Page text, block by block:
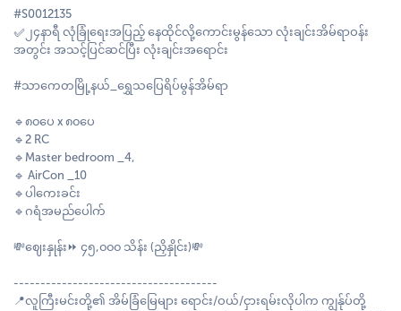
#S0012135
✅၂၄နာရီ လုံခြုံရေးအပြည့် နေထိုင်လို့ကောင်းမွန်သော လုံးချင်းအိမ်ရာဝန်း
အတွင်း အသင့်ပြင်ဆင်ပြီး လုံးချင်းအရောင်း
#သာကေတမြို့နယ်_ရွှေသပြေရိပ်မွန်အိမ်ရာ
🔹၈၀ပေ x ၈၀ပေ
🔹2 RC
🔹Master bedroom _4,
🔹 AirCon _10
🔹ပါကေးခင်း
🔹ဂရံအမည်ပေါက်
💸ဈေးနှုန်း⏩ ၄၅,၀၀၀ သိန်း (ညှိနှိုင်း)💸
--------------------------------------
📍လူကြီးမင်းတို့၏ အိမ်ခြံမြေများ ရောင်း/ဝယ်/ငှားရမ်းလိုပါက ကျွန်ုပ်တို့